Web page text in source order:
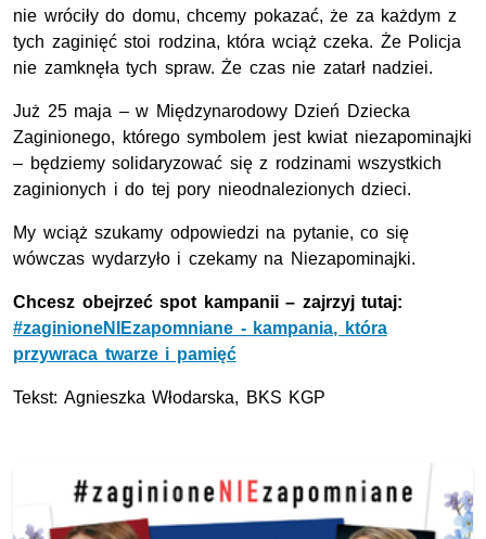
nie wróciły do domu, chcemy pokazać, że za każdym z
tych zaginięć stoi rodzina, która wciąż czeka. Że Policja
nie zamknęła tych spraw. Że czas nie zatarł nadziei.
Już 25 maja – w Międzynarodowy Dzień Dziecka
Zaginionego, którego symbolem jest kwiat niezapominajki
– będziemy solidaryzować się z rodzinami wszystkich
zaginionych i do tej pory nieodnalezionych dzieci.
My wciąż szukamy odpowiedzi na pytanie, co się
wówczas wydarzyło i czekamy na Niezapominajki.
Chcesz obejrzeć spot kampanii – zajrzyj tutaj:
#zaginioneNIEzapomniane - kampania, która
przywraca twarze i pamięć
Tekst: Agnieszka Włodarska, BKS KGP